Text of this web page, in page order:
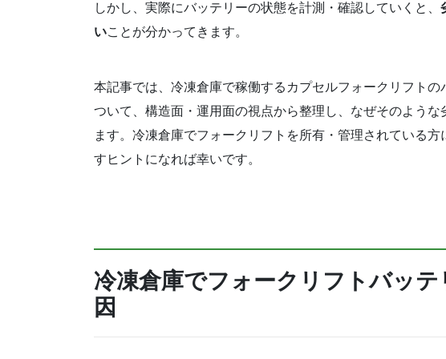
しかし、実際にバッテリーの状態を計測・確認していくと、
いことが分かってきます。
本記事では、冷凍倉庫で稼働するカプセルフォークリフトの
ついて、構造面・運用面の視点から整理し、なぜそのよう
ます。冷凍倉庫でフォークリフトを所有・管理されている
すヒントになれば幸いです。
冷凍倉庫でフォークリフトバッ
因